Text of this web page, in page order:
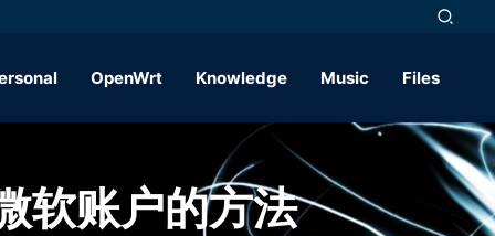
OpenWrt Knowledge Music Files
软账户的方法